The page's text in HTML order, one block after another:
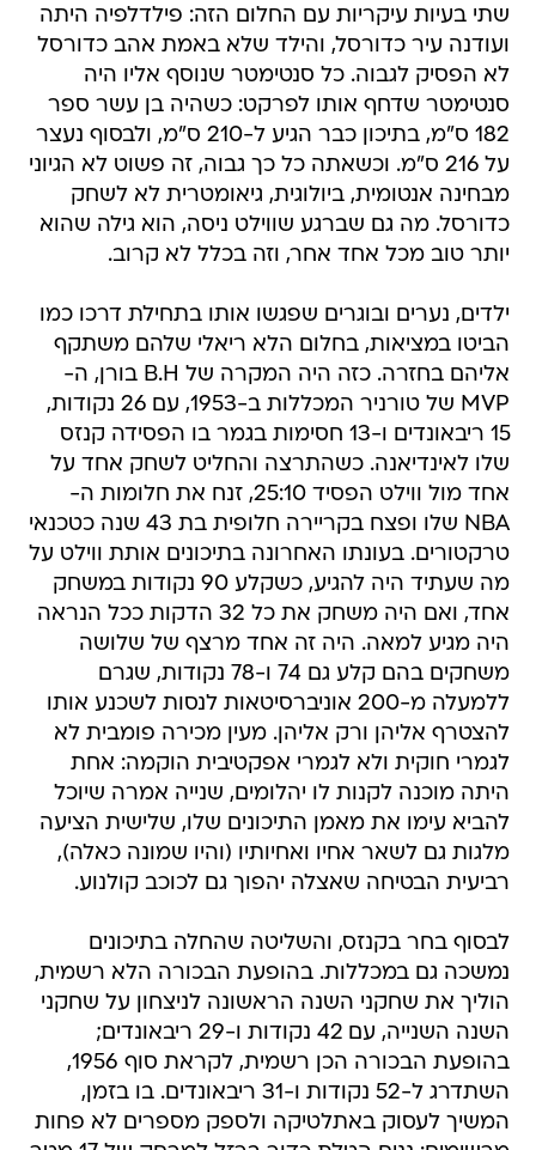
שתי בעיות עיקריות עם החלום הזה: פילדלפיה היתה
ועודנה עיר כדורסל, והילד שלא באמת אהב כדורסל
לא הפסיק לגבוה. כל סנטימטר שנוסף אליו היה
סנטימטר שדחף אותו לפרקט: כשהיה בן עשר ספר
182 ס"מ, בתיכון כבר הגיע ל-210 ס"מ, ולבסוף נעצר
על 216 ס"מ. וכשאתה כל כך גבוה, זה פשוט לא הגיוני
מבחינה אנטומית, ביולוגית, גיאומטרית לא לשחק
כדורסל. מה גם שברגע שווילט ניסה, הוא גילה שהוא
יותר טוב מכל אחד אחר, וזה בכלל לא קרוב.
ילדים, נערים ובוגרים שפגשו אותו בתחילת דרכו כמו
הביטו במציאות, בחלום הלא ריאלי שלהם משתקף
אליהם בחזרה. כזה היה המקרה של B.H בורן, ה-
MVP של טורניר המכללות ב-1953, עם 26 נקודות,
15 ריבאונדים ו-13 חסימות בגמר בו הפסידה קנזס
שלו לאינדיאנה. כשהתרצה והחליט לשחק אחד על
אחד מול ווילט הפסיד 25:10, זנח את חלומות ה-
NBA שלו ופצח בקריירה חלופית בת 43 שנה כטכנאי
טרקטורים. בעונתו האחרונה בתיכונים אותת ווילט על
מה שעתיד היה להגיע, כשקלע 90 נקודות במשחק
אחד, ואם היה משחק את כל 32 הדקות ככל הנראה
היה מגיע למאה. היה זה אחד מרצף של שלושה
משחקים בהם קלע גם 74 ו-78 נקודות, שגרם
ללמעלה מ-200 אוניברסיטאות לנסות לשכנע אותו
להצטרף אליהן ורק אליהן. מעין מכירה פומבית לא
לגמרי חוקית ולא לגמרי אפקטיבית הוקמה: אחת
היתה מוכנה לקנות לו יהלומים, שנייה אמרה שיוכל
להביא עימו את מאמן התיכונים שלו, שלישית הציעה
מלגות גם לשאר אחיו ואחיותיו (והיו שמונה כאלה),
רביעית הבטיחה שאצלה יהפוך גם לכוכב קולנוע.
לבסוף בחר בקנזס, והשליטה שהחלה בתיכונים
נמשכה גם במכללות. בהופעת הבכורה הלא רשמית,
הוליך את שחקני השנה הראשונה לניצחון על שחקני
השנה השנייה, עם 42 נקודות ו-29 ריבאונדים;
בהופעת הבכורה הכן רשמית, לקראת סוף 1956,
השתדרג ל-52 נקודות ו-31 ריבאונדים. בו בזמן,
המשיך לעסוק באתלטיקה ולספק מספרים לא פחות